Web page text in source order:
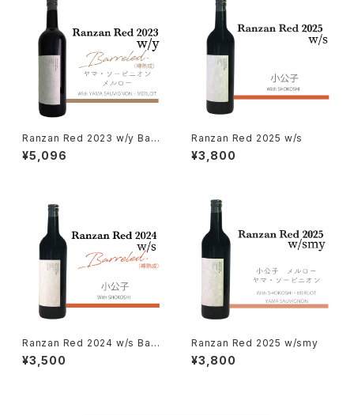
Ranzan Red 2023 w/y Barr
eled.
¥5,096
Ranzan Red 2025 w/s
¥3,800
Ranzan Red 2024 w/s Barr
eled.
¥3,500
Ranzan Red 2025 w/smy
¥3,800